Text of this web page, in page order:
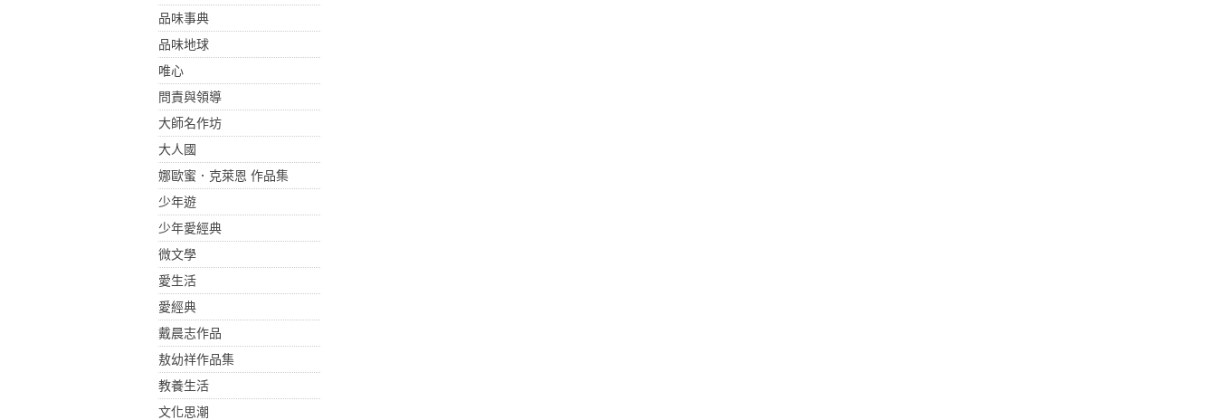
品味事典
品味地球
唯心
問責與領導
大師名作坊
大人國
娜歐蜜．克萊恩 作品集
少年遊
少年愛經典
微文學
愛生活
愛經典
戴晨志作品
敖幼祥作品集
教養生活
文化思潮